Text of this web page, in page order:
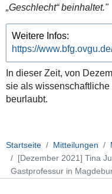
„Geschlecht“ beinhaltet."
Weitere Infos:
https://
In dieser Zeit, von
sie als
beurlaubt.
Startseite Mitteilungen
[Dezember 2021] Tina
Gastprofessur in